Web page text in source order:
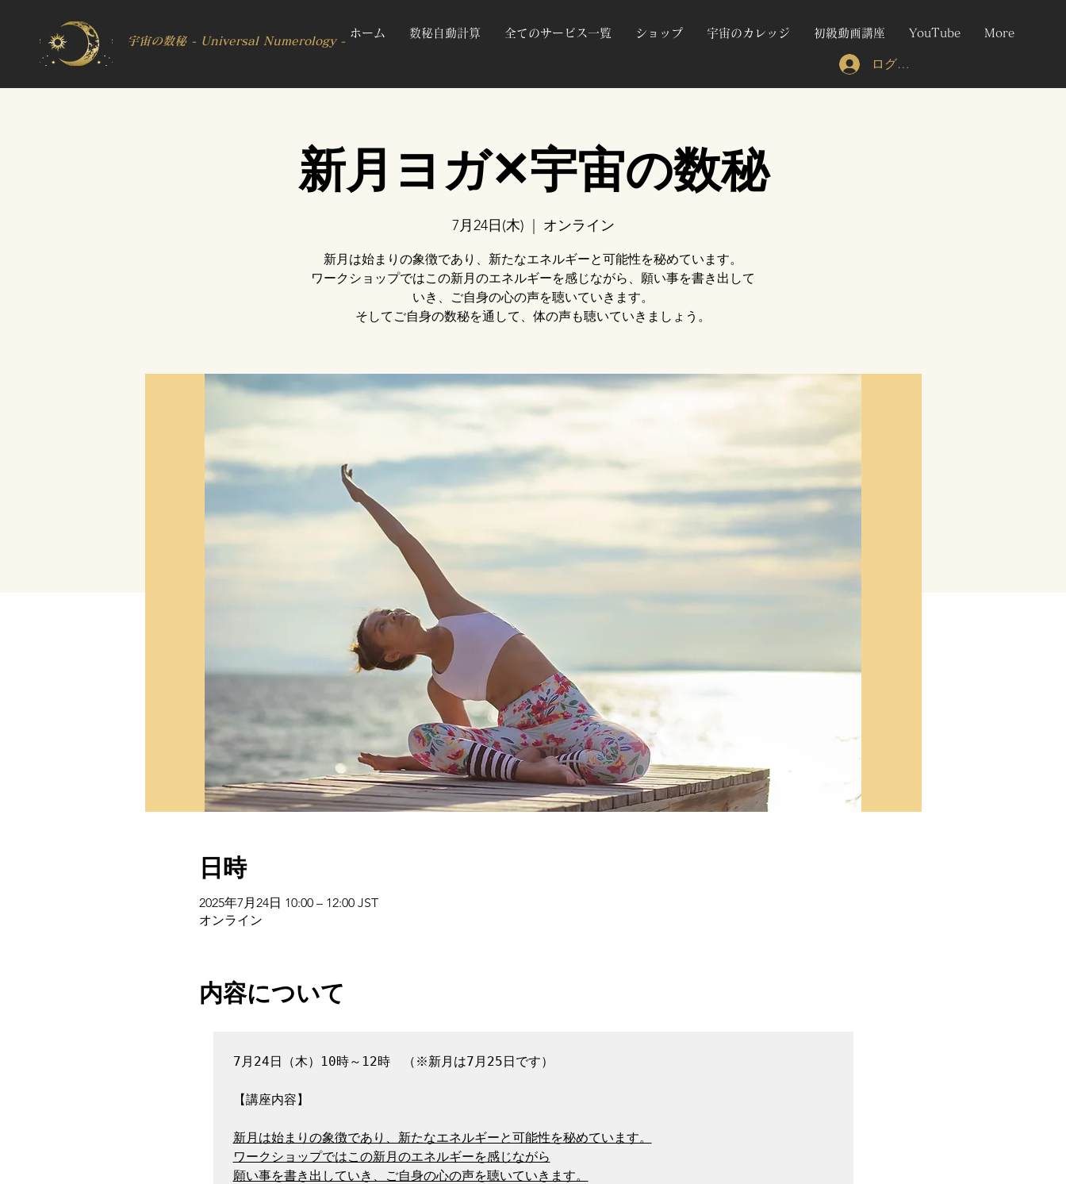
ホーム 数秘自動計算 全てのサービス一覧 ショップ 宇宙のカレッジ 初級動画講座 YouTube More
宇宙の数秘 - Universal Numerology -
ログイン
新月ヨガ✕宇宙の数秘
7月24日(木) オンライン
新月は始まりの象徴であり、新たなエネルギーと可能性を秘めています。
ワークショップではこの新月のエネルギーを感じながら、願い事を書き出して
いき、ご自身の心の声を聴いていきます。
そしてご自身の数秘を通して、体の声も聴いていきましょう。
日時
2025年7月24日 10:00 – 12:00 JST
オンライン
内容について
7月24日（木）10時～12時　（※新月は7月25日です）
【講座内容】
新月は始まりの象徴であり、新たなエネルギーと可能性を秘めています。
ワークショップではこの新月のエネルギーを感じながら
願い事を書き出していき、ご自身の心の声を聴いていきます。